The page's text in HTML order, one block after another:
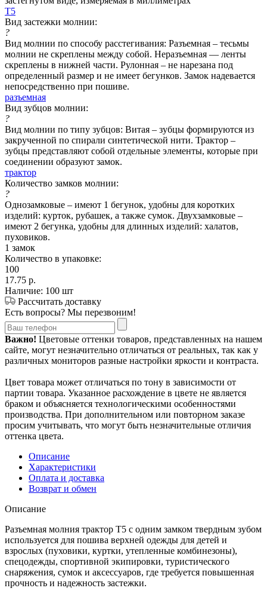
Т5
Вид застежки молнии:
?
Вид молнии по способу расстегивания: Разъемная – тесьмы
молнии не скреплены между собой. Неразъемная — ленты
скреплены в нижней части. Рулонная – не нарезана под
определенный размер и не имеет бегунков. Замок надевается
непосредственно при пошиве.
разъемная
Вид зубцов молнии:
?
Вид молнии по типу зубцов: Витая – зубцы формируются из
закрученной по спирали синтетической нити. Трактор –
зубцы представляют собой отдельные элементы, которые при
соединении образуют замок.
трактор
Количество замков молнии:
?
Однозамковые – имеют 1 бегунок, удобны для коротких
изделий: курток, рубашек, а также сумок. Двухзамковые –
имеют 2 бегунка, удобны для длинных изделий: халатов,
пуховиков.
1 замок
Количество в упаковке:
100
17.75 р.
Наличие: 100 шт
Рассчитать доставку
Есть вопросы? Мы перезвоним!
Важно! Цветовые оттенки товаров, представленных на нашем
сайте, могут незначительно отличаться от реальных, так как у
различных мониторов разные настройки яркости и контраста.
Цвет товара может отличаться по тону в зависимости от
партии товара. Указанное расхождение в цвете не является
браком и объясняется технологическими особенностями
производства. При дополнительном или повторном заказе
просим учитывать, что могут быть незначительные отличия
оттенка цвета.
Описание
Характеристики
Оплата и доставка
Возврат и обмен
Описание
Разъемная молния трактор Т5 с одним замком твердным зубом
используется для пошива верхней одежды для детей и
взрослых (пуховики, куртки, утепленные комбинезоны),
спецодежды, спортивной экипировки, туристического
снаряжения, сумок и аксессуаров, где требуется повышенная
прочность и надежность застежки.